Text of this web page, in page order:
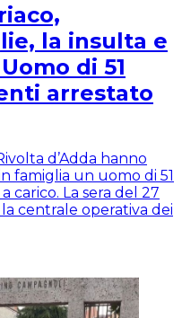
la insulta e
di 51
arrestato
d’Adda hanno
famiglia un uomo di 51
carico. La sera del 27
centrale operativa dei